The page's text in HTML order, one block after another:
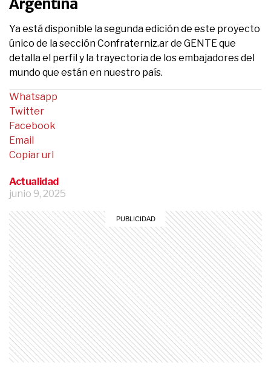
Ya está disponible la segunda edición de este proyecto
único de la sección Confraterniz.ar de GENTE que
detalla el perfil y la trayectoria de los embajadores del
mundo que están en nuestro país.
Actualidad
junio 9, 2025
Whatsapp
Twitter
Facebook
Email
Copiar url